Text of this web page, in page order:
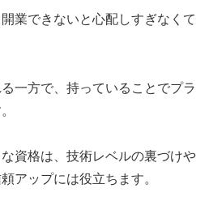
業できないと心配しすぎなくて
一方で、持っていることでプラ
資格は、技術レベルの裏づけや
アップには役立ちます。